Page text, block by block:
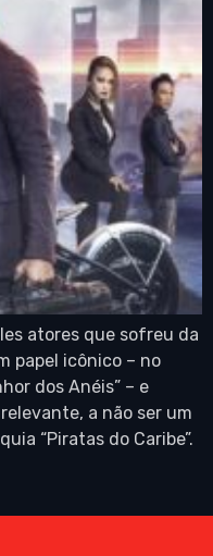
atores que sofreu da
papel icônico – no
dos Anéis” – e
a não ser um
“Piratas do Caribe”.